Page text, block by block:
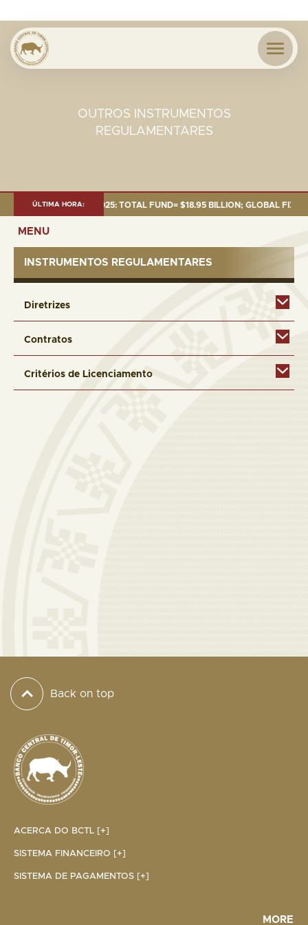
OUTROS INSTRUMENTOS
REGULAMENTARES
ÚLTIMA HORA:
AS OF 30 SEP. 2025: TOTAL FUND= $18.95 BILLION; GLOBAL
MENU
INSTRUMENTOS REGULAMENTARES
Diretrizes
Contratos
Critérios de Licenciamento
Back on top
ACERCA DO BCTL [+]
SISTEMA FINANCEIRO [+]
SISTEMA DE PAGAMENTOS [+]
MORE